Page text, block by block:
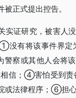
正式提出控告。
实证研究，被害人
没有将该事件界定
察或其他人会将
信；④害怕受到
或法律程序；⑥担